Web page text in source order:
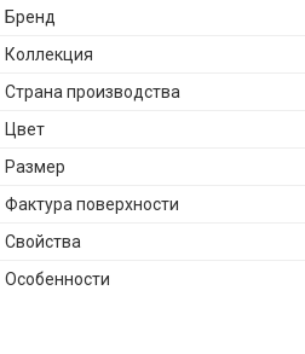
Бренд
Коллекция
Страна производства
Цвет
Размер
Фактура поверхности
Свойства
Особенности